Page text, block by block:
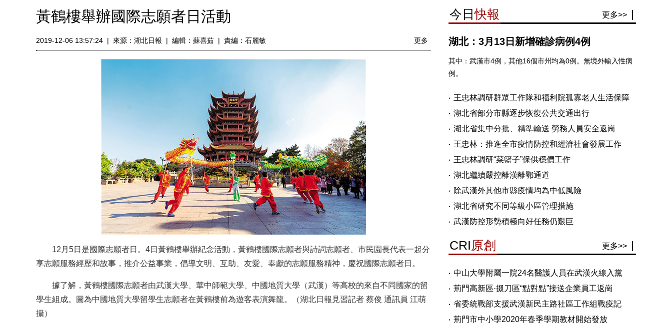
黃鶴樓舉辦國際志願者日活動
2019-12-06 13:57:24 | 來源： 湖北日報 | 編輯：蘇喜茹 | 責編：石麗敏 更多
12月5日是國際志願者日。4日黃鶴樓舉辦紀念活動，黃鶴樓國際志願者與詩詞志願者、市民園長代表一起分
享志願服務經歷和故事，推介公益事業，倡導文明、互助、友愛、奉獻的志願服務精神，慶祝國際志願者日。
據了解，黃鶴樓國際志願者由武漢大學、華中師範大學、中國地質大學（武漢）等高校的來自不同國家的留
學生組成。圖為中國地質大學留學生志願者在黃鶴樓前為遊客表演舞龍。（湖北日報見習記者 蔡俊 通訊員 江萌
攝）
今日快報 更多>>
湖北：3月13日新增確診病例4例
其中：武漢市4例，其他16個市州均為0例。無境外輸入性病
例。
王忠林調研群眾工作隊和福利院孤寡老人生活保障
湖北省部分市縣逐步恢復公共交通出行
湖北省集中分批、精準輸送 勞務人員安全返崗
王忠林：推進全市疫情防控和經濟社會發展工作
王忠林調研“菜籃子”保供穩價工作
湖北繼續嚴控離漢離鄂通道
除武漢外其他市縣疫情均為中低風險
湖北省研究不同等級小區管理措施
武漢防控形勢積極向好任務仍艱巨
CRI原創 更多>>
中山大學附屬一院24名醫護人員在武漢火線入黨
荊門高新區·掇刀區“點對點”接送企業員工返崗
省委統戰部支援武漢新民主路社區工作組戰疫記
荊門市中小學2020年春季學期教材開始發放